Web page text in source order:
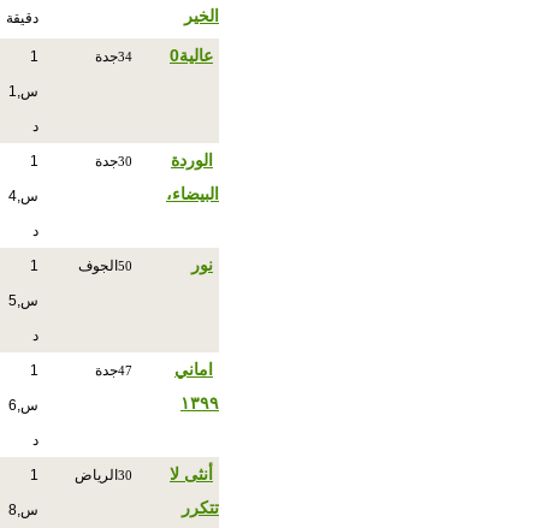
الخير دقيقة
عالية0 34جدة 1
س,1
د
الوردة
البيضاء،
30جدة 1
س,4
د
نور 50 الجوف 1
س,5
د
اماني
١٣٩٩
47جدة 1
س,6
د
أنثى لا
تتكرر
30 الرياض 1
س,8